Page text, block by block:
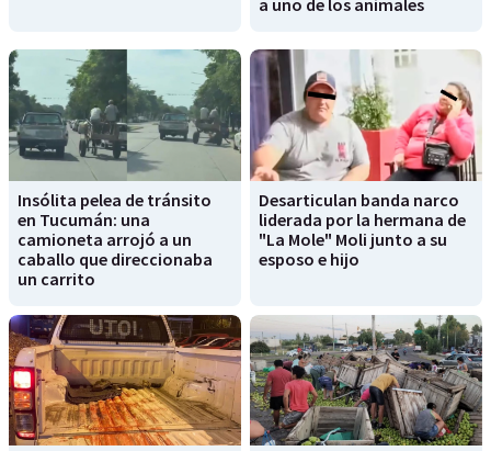
a uno de los animales
Insólita pelea de tránsito
en Tucumán: una
camioneta arrojó a un
caballo que direccionaba
un carrito
Desarticulan banda narco
liderada por la hermana de
"La Mole" Moli junto a su
esposo e hijo